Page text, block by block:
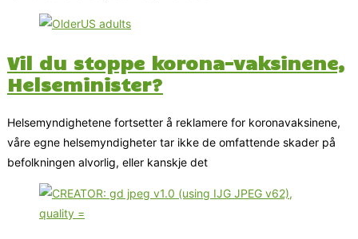
Vil du stoppe korona-vaksinene,
Helseminister?
Helsemyndighetene fortsetter å reklamere for koronavaksinene,
våre egne helsemyndigheter tar ikke de omfattende skader på
befolkningen alvorlig, eller kanskje det